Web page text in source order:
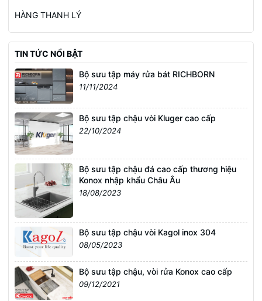
HÀNG THANH LÝ
TIN TỨC NỔI BẬT
Bộ sưu tập máy rửa bát RICHBORN
11/11/2024
Bộ sưu tập chậu vòi Kluger cao cấp
22/10/2024
Bộ sưu tập chậu đá cao cấp thương hiệu
Konox nhập khẩu Châu Âu
18/08/2023
Bộ sưu tập chậu vòi Kagol inox 304
08/05/2023
Bộ sưu tập chậu, vòi rửa Konox cao cấp
09/12/2021